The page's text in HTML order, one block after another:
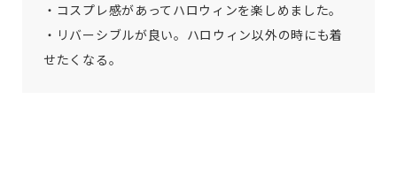
・コスプレ感があってハロウィンを楽しめました。
・リバーシブルが良い。ハロウィン以外の時にも着
せたくなる。